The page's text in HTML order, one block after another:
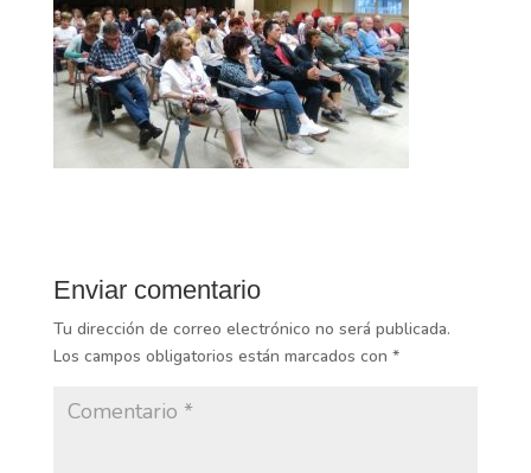
Enviar comentario
Tu dirección de correo electrónico no será publicada.
Los campos obligatorios están marcados con *